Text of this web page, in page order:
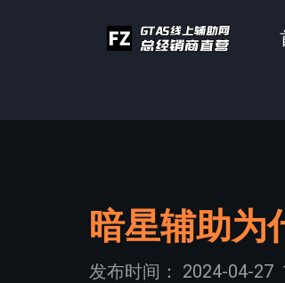
暗星辅助为
发布时间： 2024-04-27